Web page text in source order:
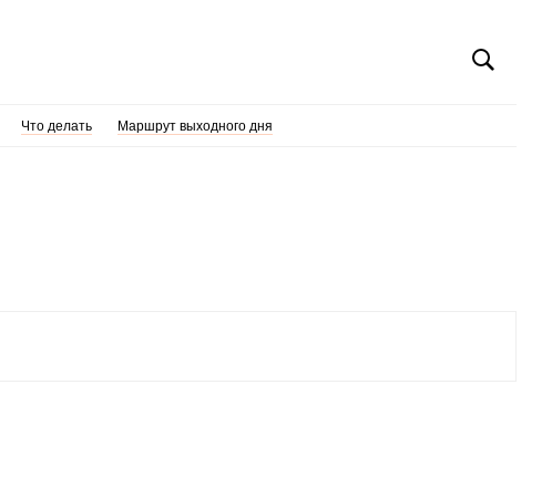
Что делать Маршрут выходного дня